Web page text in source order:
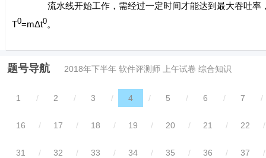
流水线开始工作，需经过一定时间才能达到最大吞吐率，
T0=mΔt0。
题号导航 2018年下半年 软件评测师 上午试卷 综合知识
1 / 2 / 3 / 4 / 5 / 6 / 7 /
16 / 17 / 18 / 19 / 20 / 21 / 22 /
31 / 32 / 33 / 34 / 35 / 36 / 37 /